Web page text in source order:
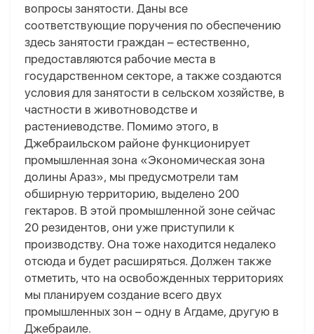
вопросы занятости. Даны все
соответствующие поручения по обеспечению
здесь занятости граждан – естественно,
предоставляются рабочие места в
государственном секторе, а также создаются
условия для занятости в сельском хозяйстве, в
частности в животноводстве и
растениеводстве. Помимо этого, в
Джебраильском районе функционирует
промышленная зона «Экономическая зона
долины Араз», мы предусмотрели там
обширную территорию, выделено 200
гектаров. В этой промышленной зоне сейчас
20 резидентов, они уже приступили к
производству. Она тоже находится недалеко
отсюда и будет расширяться. Должен также
отметить, что на освобожденных территориях
мы планируем создание всего двух
промышленных зон – одну в Агдаме, другую в
Джебраиле.